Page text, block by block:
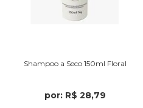
Shampoo a Seco 150ml Floral
por: R$ 28,79